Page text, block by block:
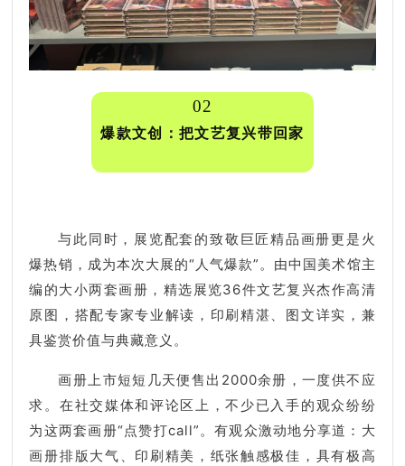
02
爆款文创：把文艺复兴带回家
与此同时，展览配套的致敬巨匠精品画册更是火
爆热销，成为本次大展的“人气爆款”。由中国美术馆主
编的大小两套画册，精选展览36件文艺复兴杰作高清
原图，搭配专家专业解读，印刷精湛、图文详实，兼
具鉴赏价值与典藏意义。
画册上市短短几天便售出2000余册，一度供不应
求。在社交媒体和评论区上，不少已入手的观众纷纷
为这两套画册“点赞打call”。有观众激动地分享道：大
画册排版大气、印刷精美，纸张触感极佳，具有极高